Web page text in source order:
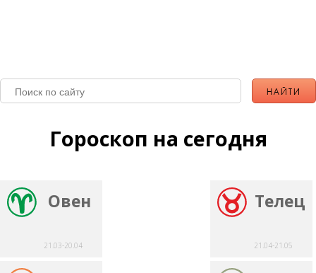
Гороскоп на сегодня
Овен
21.03-20.04
Телец
21.04-21.05